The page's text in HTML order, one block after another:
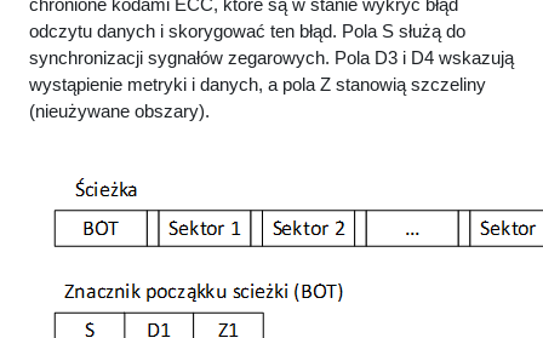
chronione kodami ECC, które są w stanie wykryć błąd
odczytu danych i skorygować ten błąd. Pola S służą do
synchronizacji sygnałów zegarowych. Pola D3 i D4 wskazują
wystąpienie metryki i danych, a pola Z stanowią szczeliny
(nieużywane obszary).